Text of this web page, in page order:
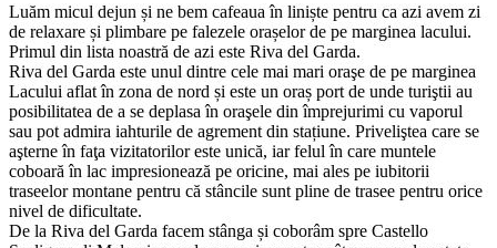
Luăm micul dejun și ne bem cafeaua în liniște pentru ca azi avem zi
de relaxare și plimbare pe falezele orașelor de pe marginea lacului.
Primul din lista noastră de azi este Riva del Garda.
Riva del Garda este unul dintre cele mai mari oraşe de pe marginea
Lacului aflat în zona de nord și este un oraș port de unde turiştii au
posibilitatea de a se deplasa în oraşele din împrejurimi cu vaporul
sau pot admira iahturile de agrement din stațiune. Priveliştea care se
aşterne în faţa vizitatorilor este unică, iar felul în care muntele
coboară în lac impresionează pe oricine, mai ales pe iubitorii
traseelor montane pentru că stâncile sunt pline de trasee pentru orice
nivel de dificultate.
De la Riva del Garda facem stânga și coborâm spre Castello